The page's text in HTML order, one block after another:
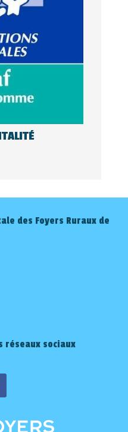
des Foyers Ruraux de
réseaux sociaux